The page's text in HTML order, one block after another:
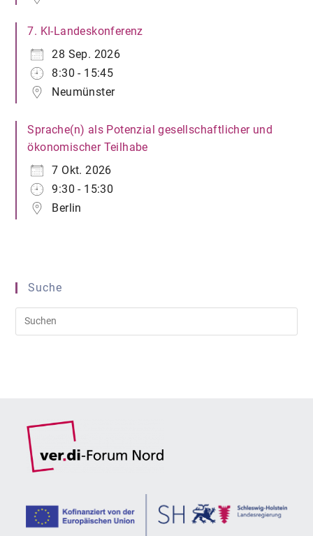
7. KI-Landeskonferenz
28 Sep. 2026
8:30 - 15:45
Neumünster
Sprache(n) als Potenzial gesellschaftlicher und
ökonomischer Teilhabe
7 Okt. 2026
9:30 - 15:30
Berlin
Suche